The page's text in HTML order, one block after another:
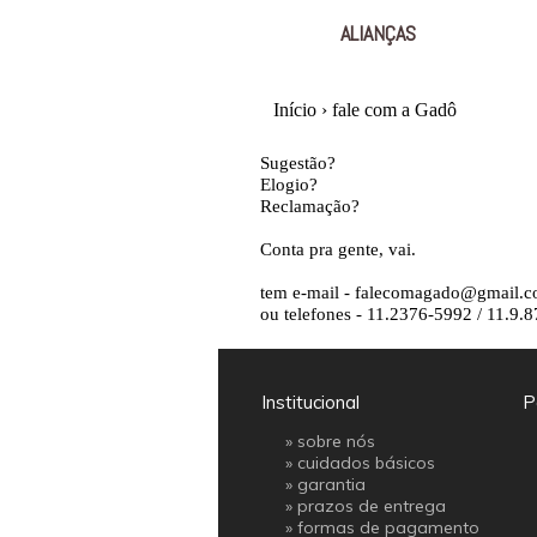
ALIANÇAS
Início › fale com a Gadô
Sugestão?
Elogio?
Reclamação?
Conta pra gente, vai.
tem e-mail -
ou telefones - 11.2376-5992 /
Institucional
» sobre nós
» cuidados básicos
» garantia
» prazos de entrega
» formas de pagamento